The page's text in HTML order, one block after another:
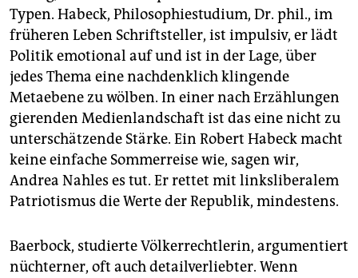
Typen. Habeck, Philosophiestudium, Dr. phil., im
früheren Leben Schriftsteller, ist impulsiv, er lädt
Politik emotional auf und ist in der Lage, über
jedes Thema eine nachdenklich klingende
Metaebene zu wölben. In einer nach Erzählungen
gierenden Medienlandschaft ist das eine nicht zu
unterschätzende Stärke. Ein Robert Habeck macht
keine einfache Sommerreise wie, sagen wir,
Andrea Nahles es tut. Er rettet mit linksliberalem
Patriotismus die Werte der Republik, mindestens.
Baerbock, studierte Völkerrechtlerin, argumentiert
nüchterner, oft auch detailverliebter. Wenn